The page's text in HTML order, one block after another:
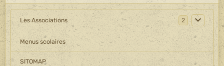
Les Associations 2
Menus scolaires
SITOMAP